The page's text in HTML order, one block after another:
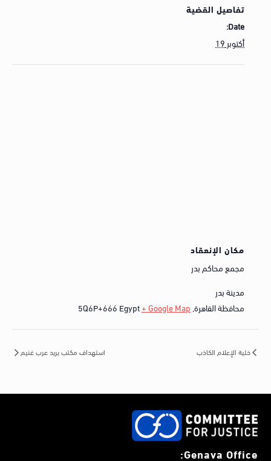
تفاصيل القضية
Date:
أكتوبر 19
مكان الإنعقاد
مجمع محاكم بدر
مدينة بدر
محافظة القاهرة,
5Q6P+666 Egypt+ Google Map
خلية الإعلام الكاذب استهداف مكتب بريد عرب غنيم
Genava Office: